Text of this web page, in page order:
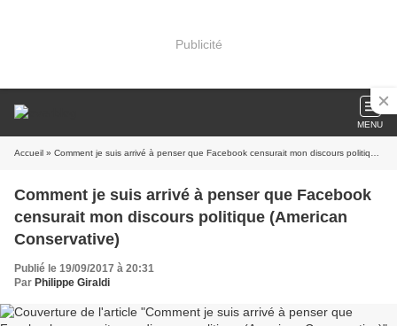
Publicité
MENU
Accueil » Comment je suis arrivé à penser que Facebook censurait mon discours politique (American Conservative)
Comment je suis arrivé à penser que Facebook
censurait mon discours politique (American
Conservative)
Publié le 19/09/2017 à 20:31
Par Philippe Giraldi